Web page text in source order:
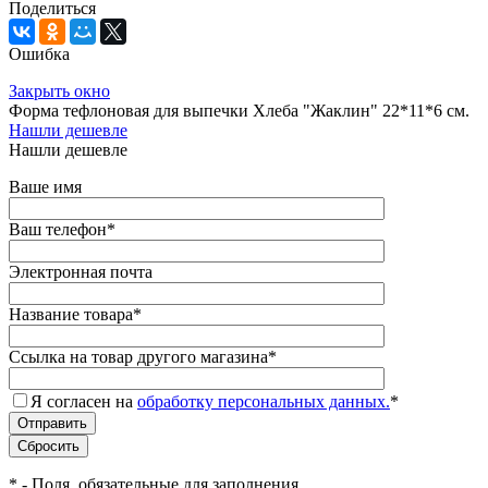
Поделиться
Ошибка
Закрыть окно
Форма тефлоновая для выпечки Хлеба "Жаклин" 22*11*6 см.
Нашли дешевле
Нашли дешевле
Ваше имя
Ваш телефон*
Электронная почта
Название товара*
Ссылка на товар другого магазина*
Я согласен на обработку персональных данных.*
* - Поля, обязательные для заполнения